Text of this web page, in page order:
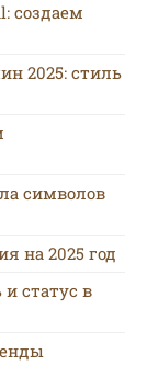
создаем
2025: стиль
символов
на 2025 год
статус в